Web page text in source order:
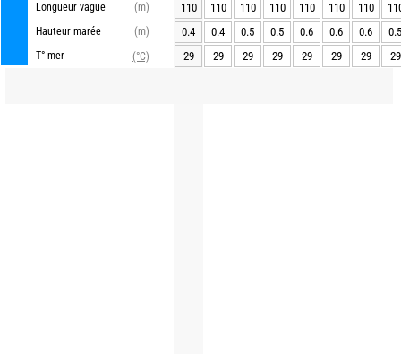
Longueur vague
(m)
Hauteur marée
(m)
T° mer
(°C)
110
110 110 110 110 110 110
0.4
0.4 0.5 0.5 0.6 0.6 0.6
0.5
29
29 29 29 29 29 29 29